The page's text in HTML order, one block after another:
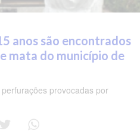
anos são encontrados
mata do município de
provocadas por